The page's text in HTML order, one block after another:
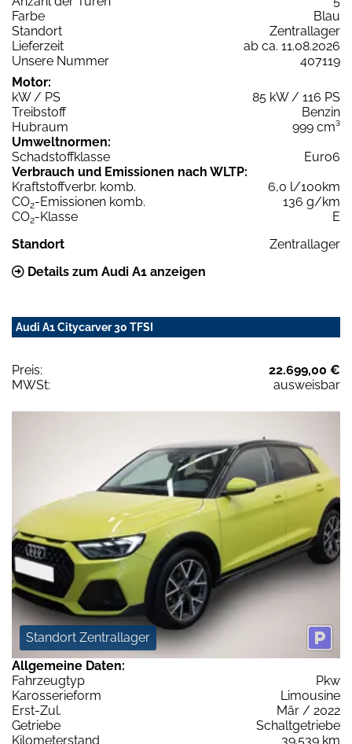
Farbe
Blau
Standort
Zentrallager
Lieferzeit
ab ca. 11.08.2026
Unsere Nummer
407119
Motor:
kW / PS
85 kW / 116 PS
Treibstoff
Benzin
Hubraum
999 cm³
Umweltnormen:
Schadstoffklasse
Euro6
Verbrauch und Emissionen nach WLTP:
Kraftstoffverbr. komb.
6,0 l/100km
CO2-Emissionen komb.
136 g/km
CO2-Klasse
E
Standort
Zentrallager
Details zum Audi A1 anzeigen
Audi A1 Citycarver 30 TFSI
Preis:
22.699,00 €
MWSt:
ausweisbar
Standort Zentrallager
Allgemeine Daten:
Fahrzeugtyp
Pkw
Karosserieform
Limousine
Erst-Zul.
Mär / 2022
Getriebe
Schaltgetriebe
Kilometerstand
39.539 km